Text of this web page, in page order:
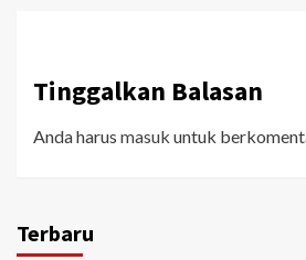
Tinggalkan Balasan
Anda harus masuk untuk
Terbaru